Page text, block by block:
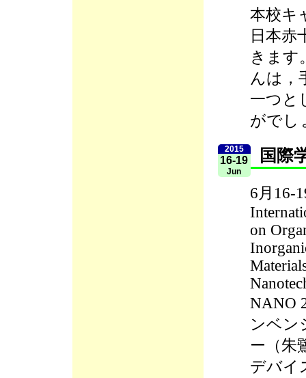
本校キ
日本赤
きます
んは，
一つと
がでし
2015
16-19
Jun
国際
6月16-
on
NANO
ンベン
ー（朱
デバイ